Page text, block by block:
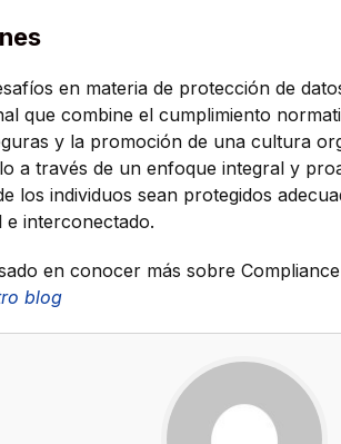
en materia de protección de
que combine el cumplimiento
y la promoción de una cultura
a través de un enfoque integral y
los individuos sean protegidos
e interconectado.
en conocer más sobre
blog